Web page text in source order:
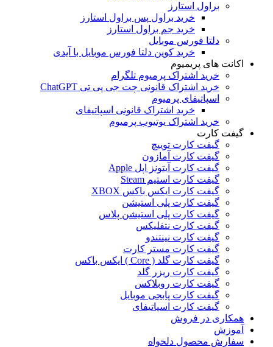
براول استارز
خرید براول پس براول استارز
خرید جم براول استارز
دلتا فورس موبایل
خرید کوین دلتا فورس موبایل با آیدی
اکانت های پریمیوم
خرید اشتراک پرمیوم تلگرام
خرید اشتراک قانونی چت جی پی تی ChatGPT
اسپاتیفای پرمیوم
خرید اشتراک قانونی اسپاتیفای
خرید اشتراک یوتیوب پرمیوم
گیفت کارت
گیفت کارت توییچ
گیفت کارت آمازون
گیفت کارت آیتونز اپل Apple
گیفت کارت استیم Steam
گیفت کارت ایکس باکس XBOX
گیفت کارت پلی استیشن
گیفت کارت پلی استیشن پلاس
گیفت کارت نتفلیکس
گیفت کارت نینتندو
گیفت کارت مستر کارت
گیفت کارت گلد ( Core ) ایکس باکس
گیفت کارت ریزر گلد
گیفت کارت روبلاکس
گیفت کارت پابجی موبایل
گیفت کارت اسپاتیفای
همکاری در فروش
آموزش
سفارش محصول دلخواه